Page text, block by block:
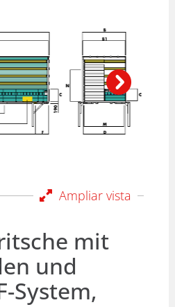
Ampliar vista
mit
und
System,